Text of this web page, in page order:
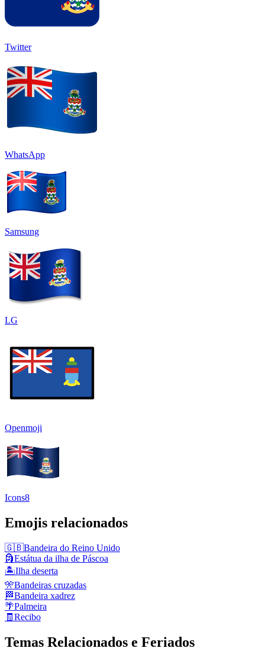
Twitter
WhatsApp
Samsung
LG
Openmoji
Icons8
Emojis relacionados
🇬🇧Bandeira do Reino Unido
🗿Estátua da ilha de Páscoa
🏝️Ilha deserta
🎌Bandeiras cruzadas
🏁Bandeira xadrez
🌴Palmeira
🧾 Recibo
Temas Relacionados e Feriados